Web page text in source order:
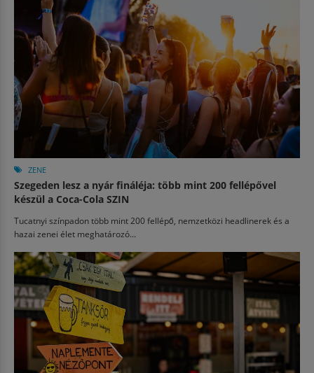
ZENE
Szegeden lesz a nyár fináléja: több mint 200 fellépővel
készül a Coca-Cola SZIN
Tucatnyi színpadon több mint 200 fellépő, nemzetközi headlinerek és a
hazai zenei élet meghatározó...